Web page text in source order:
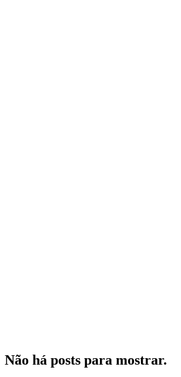
Não há posts para mostrar.